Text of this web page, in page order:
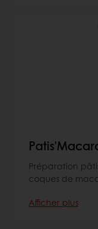
Préparation
coques de
Afficher plus